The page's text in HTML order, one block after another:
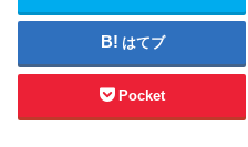
はてブ
Pocket